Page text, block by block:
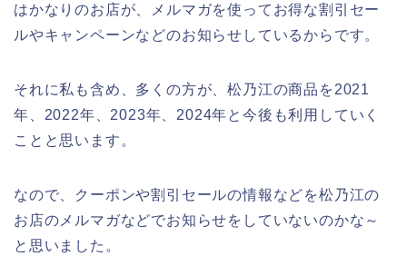
はかなりのお店が、メルマガを使ってお得な割引セー
ルやキャンペーンなどのお知らせしているからです。
それに私も含め、多くの方が、松乃江の商品を2021
年、2022年、2023年、2024年と今後も利用していく
ことと思います。
なので、クーポンや割引セールの情報などを松乃江の
お店のメルマガなどでお知らせをしていないのかな～
と思いました。